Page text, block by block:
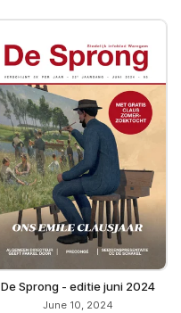
De Sprong - editie juni 2024
June 10, 2024